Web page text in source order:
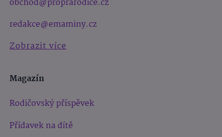
redakce@emaminy.cz
Zobrazit více
Magazín
Rodičovský příspěvek
Přídavek na dítě